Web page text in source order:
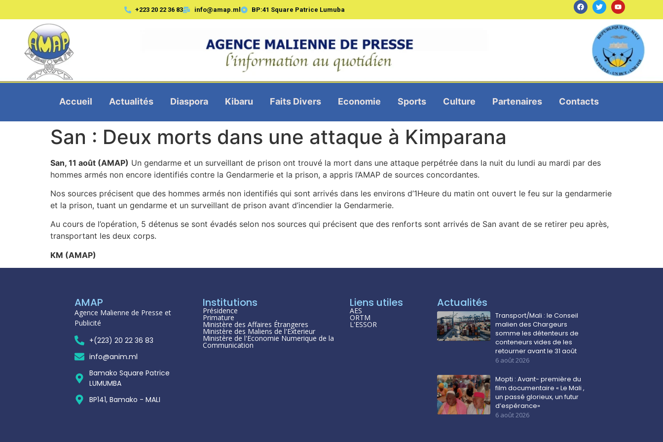
+223 20 22 36 83 info@amap.ml BP:41 Square Patrice Lumuba
Accueil Actualités Diaspora Kibaru Faits Divers Economie Sports Culture Partenaires Contacts
San : Deux morts dans une attaque à Kimparana
San, 11 août (AMAP) Un gendarme et un surveillant de prison ont trouvé la mort dans une attaque perpétrée dans la nuit du lundi au mardi par des
hommes armés non encore identifiés contre la Gendarmerie et la prison, a appris l’AMAP de sources concordantes.
Nos sources précisent que des hommes armés non identifiés qui sont arrivés dans les environs d’1Heure du matin ont ouvert le feu sur la gendarmerie
et la prison, tuant un gendarme et un surveillant de prison avant d’incendier la Gendarmerie.
Au cours de l’opération, 5 détenus se sont évadés selon nos sources qui précisent que des renforts sont arrivés de San avant de se retirer peu après,
transportant les deux corps.
KM (AMAP)
AMAP
Agence Malienne de Presse et
Publicité
+(223) 20 22 36 83
info@anim.ml
Bamako Square Patrice
LUMUMBA
BP141, Bamako - MALI
Institutions
Présidence
Primature
Ministère des Affaires Étrangeres
Ministère des Maliens de l'Exterieur
Ministère de l'Economie Numerique de la
Communication
Liens utiles
AES
ORTM
L'ESSOR
Actualités
Transport/Mali : le Conseil
malien des Chargeurs
somme les détenteurs de
conteneurs vides de les
retourner avant le 31 août
6 août 2026
Mopti : Avant- première du
film documentaire « Le Mali ,
un passé glorieux, un futur
d’espérance»
6 août 2026